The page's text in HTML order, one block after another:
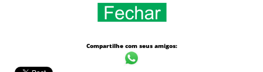
Compartilhe com seus amigos: